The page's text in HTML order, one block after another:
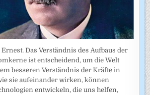
Das Verständnis des Aufbaus der
ist entscheidend, um die Welt
besseren Verständnis der Kräfte in
sie aufeinander wirken, können
entwickeln, die uns helfen,